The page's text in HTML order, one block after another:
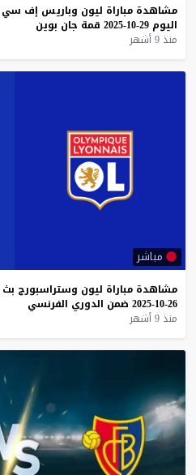
مشاهدة مباراة ليون وباريس إف سي
اليوم 29-10-2025 قمة جان بوين
منذ 9 أشهر
مباشر
مشاهدة مباراة ليون وستراسبورج بث
26-10-2025
ضمن الدوري الفرنسي
منذ 9 أشهر